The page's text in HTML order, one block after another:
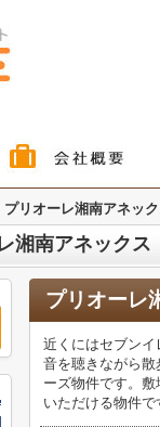
プリオーレ湘南アネッ
湘南アネックス
プリオーレ
近くにはセブン
音を聴きながら
ーズ物件です。
いただける物件